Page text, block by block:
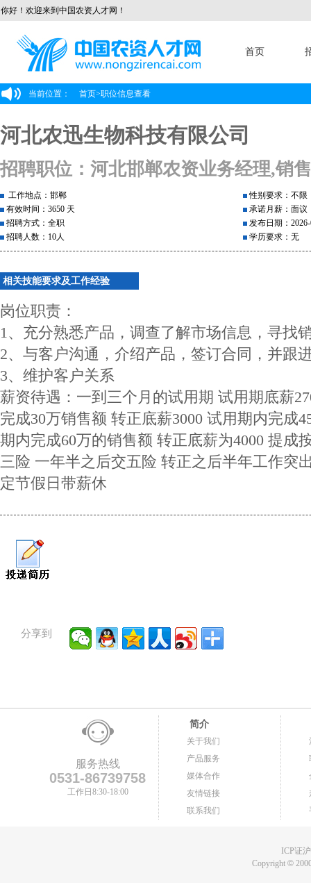
你好！欢迎来到中国农资人才网！
首页
当前位置： 首页>职位信息查看
河北农迅生物科技有限公司
招聘职位：河北邯郸农资业务经理,销
工作地点：邯郸
有效时间：3650 天
招聘方式：全职
招聘人数：10人
性别要求：不限
承诺月薪：面议
发布日期：
学历要求：无
相关技能要求及工作经验
岗位职责：
1、充分熟悉产品，调查了解市场信息，寻找
2、与客户沟通，介绍产品，签订合同，并跟
3、维护客户关系
薪资待遇：一到三个月的试用期 试用期底薪
完成30万销售额 转正底薪3000 试用期内完成
期内完成60万的销售额 转正底薪为4000 提成
三险 一年半之后交五险 转正之后半年工作突
定节假日带薪休
分享到
服务热线
0531-86739758
工作日8:30-18:00
简介
关于我们
产品服务
媒体合作
友情链接
联系我们
ICP证
Copyright©